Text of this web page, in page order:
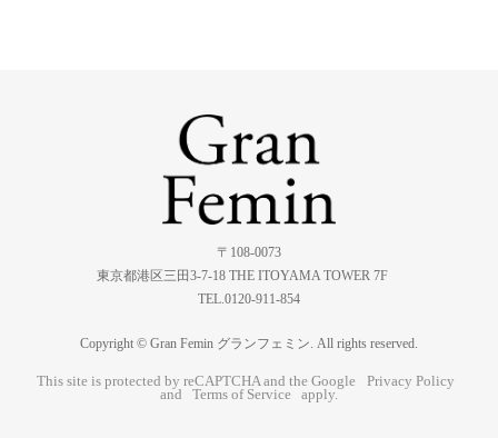
〒108-0073
東京都港区三田3-7-18 THE ITOYAMA TOWER 7F
TEL.0120-911-854
Copyright © Gran Femin グランフェミン. All rights reserved.
This site is protected by reCAPTCHA and the Google
Privacy Policy
and
Terms of Service apply.